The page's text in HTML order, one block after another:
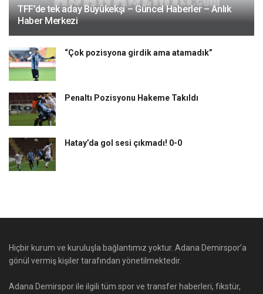
TFF’de tek aday Büyükekşi – Güncel Haberler – Anlık
Haber Merkezi
“Çok pozisyona girdik ama atamadık”
Penaltı Pozisyonu Hakeme Takıldı
Hatay’da gol sesi çıkmadı! 0-0
Hiçbir kurum ve kuruluşla bağlantımız yoktur. Adana Demirspor’a
gönül vermiş kişiler tarafından yönetilmektedir.
Adana Demirspor ile ilgili tüm spor ve transfer haberleri, fikstür,